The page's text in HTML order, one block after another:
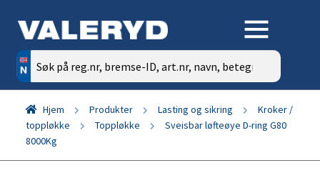
Søk
etter:
Hjem Produkter Lasting og sikring
Kroker /
toppløkke
Toppløkke
Sveisbar løfteøye D-ring G80
8000Kg